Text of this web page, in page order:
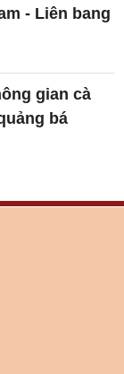
- Liên bang
gian cà
bá